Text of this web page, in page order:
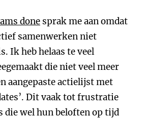
done sprak me aan omdat
samenwerken niet
Ik heb helaas te veel
die niet veel meer
aangepaste actielijst met
Dit vaak tot frustratie
die wel hun beloften op tijd